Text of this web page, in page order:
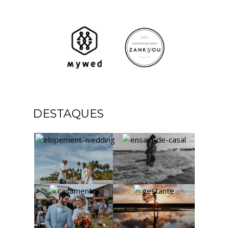
DESTAQUES